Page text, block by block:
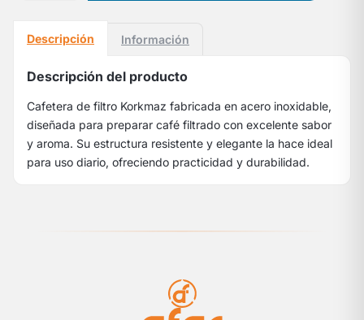
Descripción Información
Descripción del producto
Cafetera de filtro Korkmaz fabricada en acero inoxidable,
diseñada para preparar café filtrado con excelente sabor
y aroma. Su estructura resistente y elegante la hace ideal
para uso diario, ofreciendo practicidad y durabilidad.